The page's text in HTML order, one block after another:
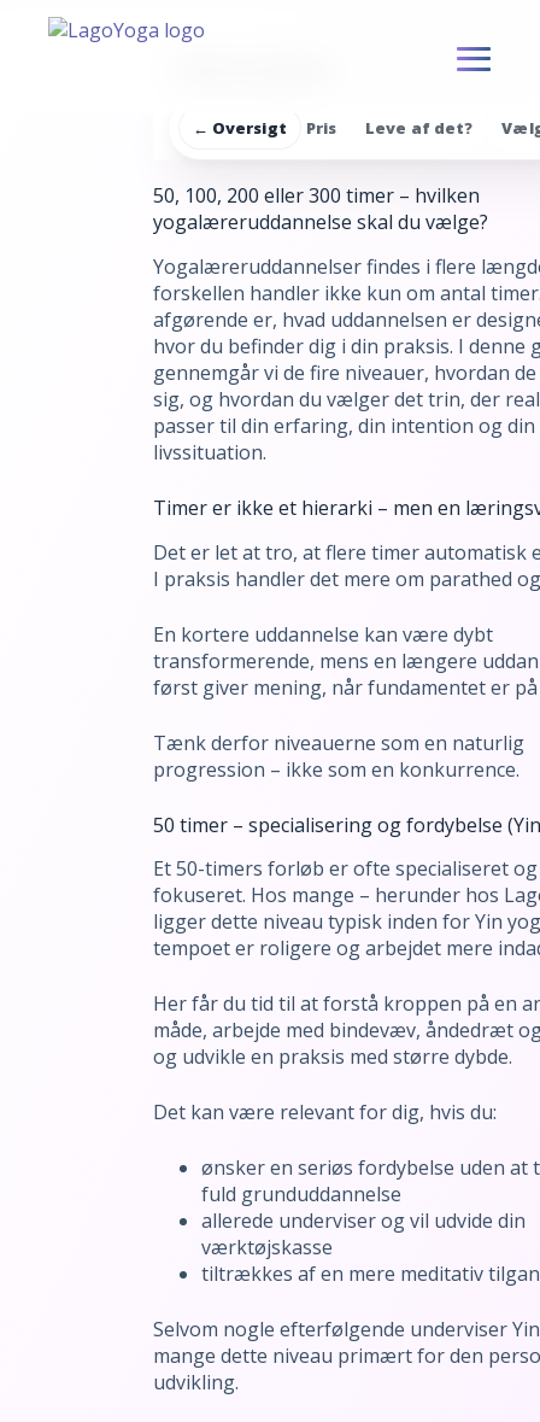
← Oversigt Pris Leve af det?
50, 100, 200 eller 300 timer – hvilken
yogalæreruddannelse skal du vælge?
Yogalæreruddannelser findes i flere
forskellen handler ikke kun om antal
afgørende er, hvad uddannelsen er
hvor du befinder dig i din praksis. I denne
gennemgår vi de fire niveauer, hvordan
sig, og hvordan du vælger det trin, der
passer til din erfaring, din intention og din
livssituation.
Timer er ikke et hierarki – men en
Det er let at tro, at flere timer automatisk
I praksis handler det mere om parathed
En kortere uddannelse kan være dybt
transformerende, mens en længere
først giver mening, når fundamentet er på
Tænk derfor niveauerne som en naturlig
progression – ikke som en konkurrence.
50 timer – specialisering og fordybelse
Et 50-timers forløb er ofte specialiseret og
fokuseret. Hos mange – herunder hos
ligger dette niveau typisk inden for Yin
tempoet er roligere og arbejdet mere
Her får du tid til at forstå kroppen på en
måde, arbejde med bindevæv, åndedræt
og udvikle en praksis med større dybde.
Det kan være relevant for dig, hvis du:
ønsker en seriøs fordybelse uden at
fuld grunduddannelse
allerede underviser og vil udvide din
værktøjskasse
tiltrækkes af en mere meditativ
Selvom nogle efterfølgende underviser
mange dette niveau primært for den
udvikling.